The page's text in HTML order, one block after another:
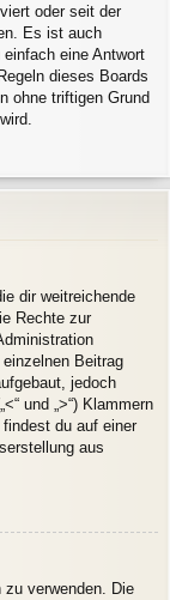
oder seit der
Es ist auch
eine Antwort
dieses Boards
ohne triftigen Grund
dir weitreichende
Rechte zur
Beitrag
jedoch
und „>“) Klammern
du auf einer
aus
verwenden. Die